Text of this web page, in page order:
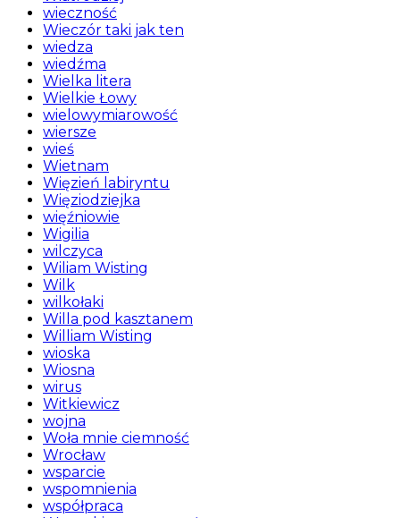
wieczność
Wieczór taki jak ten
wiedza
wiedźma
Wielka litera
Wielkie Łowy
wielowymiarowość
wiersze
wieś
Wietnam
Więzień labiryntu
Więziodziejka
więźniowie
Wigilia
wilczyca
Wiliam Wisting
Wilk
wilkołaki
Willa pod kasztanem
William Wisting
wioska
Wiosna
wirus
Witkiewicz
wojna
Woła mnie ciemność
Wrocław
wsparcie
wspomnienia
współpraca